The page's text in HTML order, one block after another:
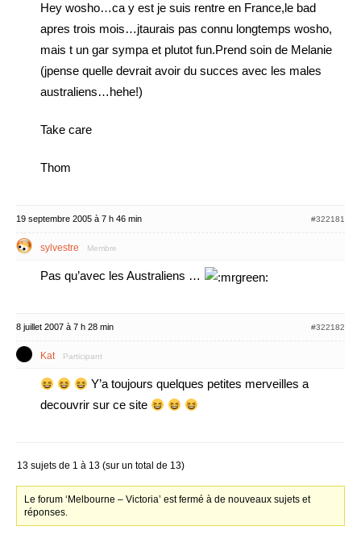
Hey wosho…ca y est je suis rentre en France,le bad
apres trois mois…jtaurais pas connu longtemps wosho,
mais t un gar sympa et plutot fun.Prend soin de Melanie
(jpense quelle devrait avoir du succes avec les males
australiens…hehe!)
Take care
Thom
19 septembre 2005 à 7 h 46 min #322181
sylvestre Membre
Pas qu’avec les Australiens …
8 juillet 2007 à 7 h 28 min #322182
Kat Participant
Y’a toujours quelques petites merveilles a
decouvrir sur ce site
13 sujets de 1 à 13 (sur un total de 13)
Le forum ‘Melbourne – Victoria’ est fermé à de nouveaux sujets et
réponses.